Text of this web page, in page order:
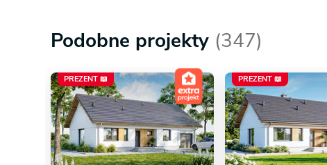
Podobne projekty (347)
PREZENT 📖 PREZENT 📖